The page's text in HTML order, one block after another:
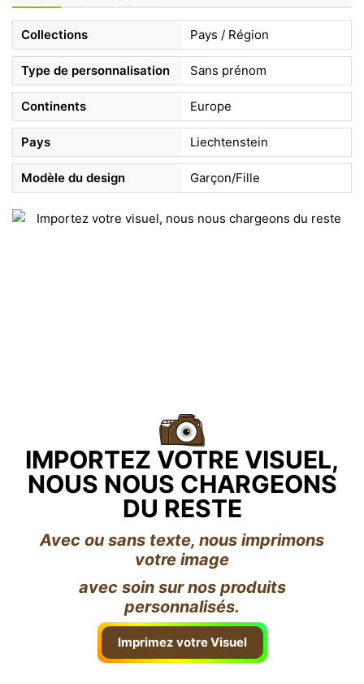
Collections Pays / Région
Type de personnalisation Sans prénom
Continents Europe
Pays Liechtenstein
Modèle du design Garçon/Fille
IMPORTEZ VOTRE VISUEL,
NOUS NOUS CHARGEONS
DU RESTE
Avec ou sans texte, nous imprimons
votre image
avec soin sur nos produits
personnalisés.
Imprimez votre Visuel